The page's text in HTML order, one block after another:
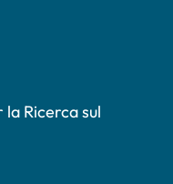
Ricerca sul